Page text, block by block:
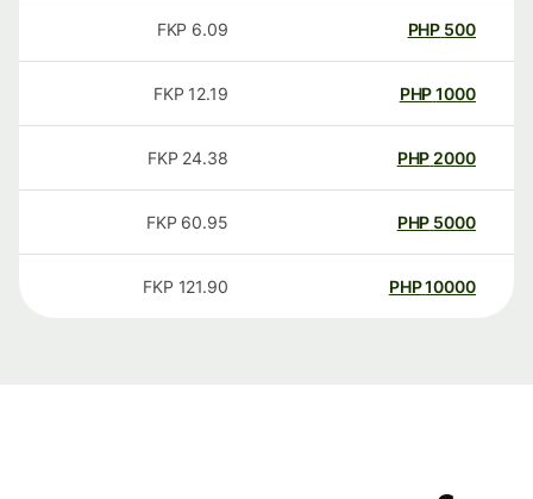
500
PHP
6.09
FKP
1000
PHP
12.19
FKP
2000
PHP
24.38
FKP
5000
PHP
60.95
FKP
10000
PHP
121.90
FKP